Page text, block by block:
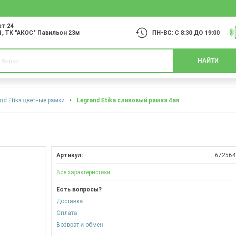
24
, ТК "АКОС" Павильон 23м
ПН-ВС: С 8:30 ДО 19:00
НАЙТИ
Etika цветные рамки • Legrand Etika сливовый рамка 4ая
Артикул: 672564
Все характеристики
Есть вопросы?
Доставка
Оплата
Возврат и обмен